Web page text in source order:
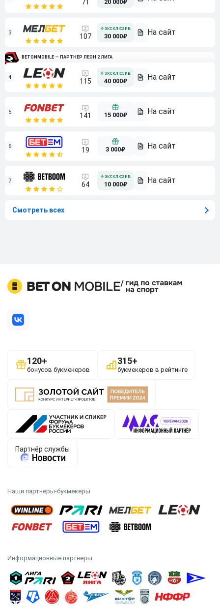
71 20 000₽
3 107 30 000₽
BETONMOBILE — ПАРТНЕР ЛЕОН 2 ЛИГА
4 115 40 000₽
5 141 15 000₽
6 19 3 000₽
7 64 10 000₽
Смотреть всех
Наши партнёры-букмекеры
Информационные партнёры